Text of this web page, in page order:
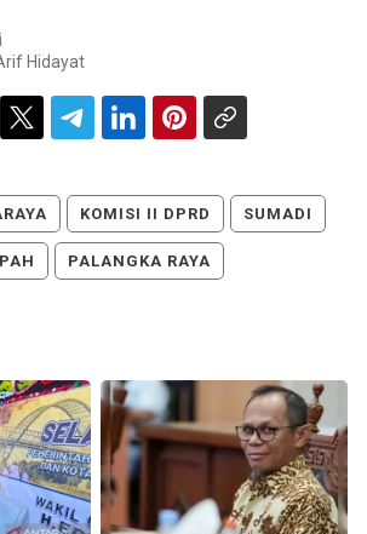
Hidayat
KOMISI II DPRD SUMADI
PALANGKA RAYA